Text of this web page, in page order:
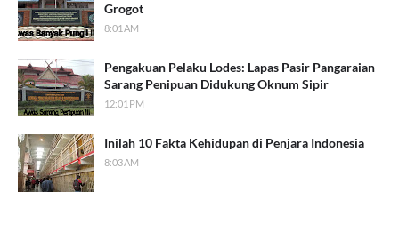
Grogot
8:01 AM
Pengakuan Pelaku Lodes: Lapas Pasir Pangaraian
Sarang Penipuan Didukung Oknum Sipir
12:01 PM
Inilah 10 Fakta Kehidupan di Penjara Indonesia
8:03 AM